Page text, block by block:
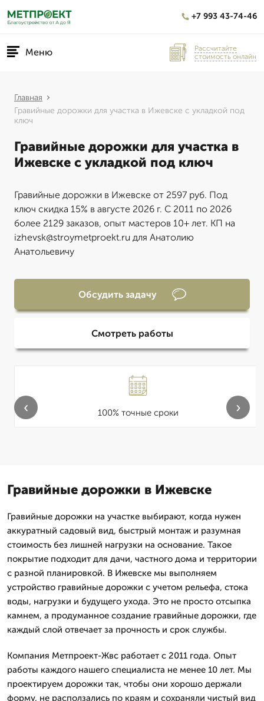
+7 993 43-74-46
Меню
Рассчитайте
стоимость онлайн
Главная
Гравийные дорожки для участка в Ижевске с укладкой под
ключ
Гравийные дорожки для участка в
Ижевске с укладкой под ключ
Гравийные дорожки в Ижевске от 2597 руб. Под
ключ скидка 15% в августе 2026 г. С 2011 по 2026
более 2129 заказов, опыт мастеров 10+ лет. КП на
izhevsk@stroymetproekt.ru для Анатолию
Анатольевичу
Обсудить задачу
Смотреть работы
100% точные сроки
‹ ›
Гравийные дорожки в Ижевске
Гравийные дорожки на участке выбирают, когда нужен
аккуратный садовый вид, быстрый монтаж и разумная
стоимость без лишней нагрузки на основание. Такое
покрытие подходит для дачи, частного дома и территории
с разной планировкой. В Ижевске мы выполняем
устройство гравийные дорожки с учетом рельефа, стока
воды, нагрузки и будущего ухода. Это не просто отсыпка
камнем, а продуманное создание гравийные дорожки, где
каждый слой отвечает за прочность и срок службы.
Компания Метпроект-Жвс работает с 2011 года. Опыт
работы каждого нашего специалиста не менее 10 лет. Мы
проектируем дорожки так, чтобы они хорошо держали
форму, не расползались по краям и сохраняли чистый вид